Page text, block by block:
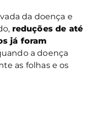
da doença e
reduções de até
já foram
a doença
as folhas e os